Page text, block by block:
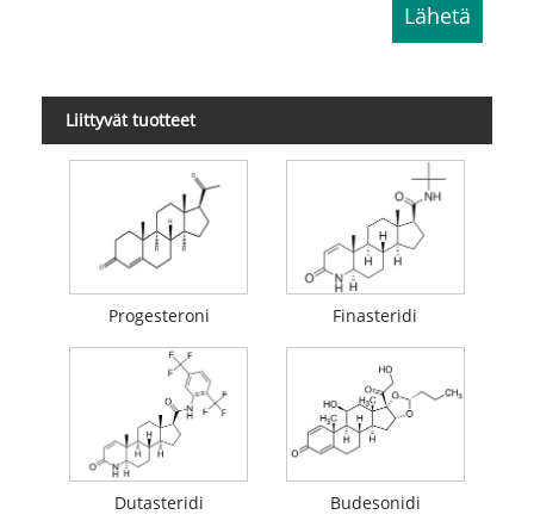
Liittyvät tuotteet
Progesteroni Finasteridi
Dutasteridi Budesonidi